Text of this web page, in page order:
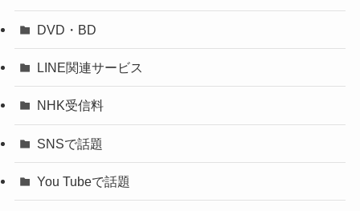
DVD・BD
LINE関連サービス
NHK受信料
SNSで話題
You Tubeで話題